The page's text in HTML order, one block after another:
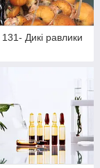
131- Дикі равлики